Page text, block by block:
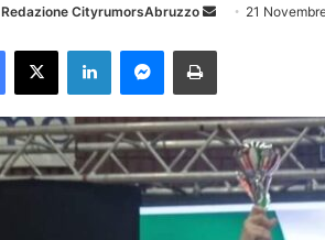
Redazione CityrumorsAbruzzo
i
a
u
n
'
21